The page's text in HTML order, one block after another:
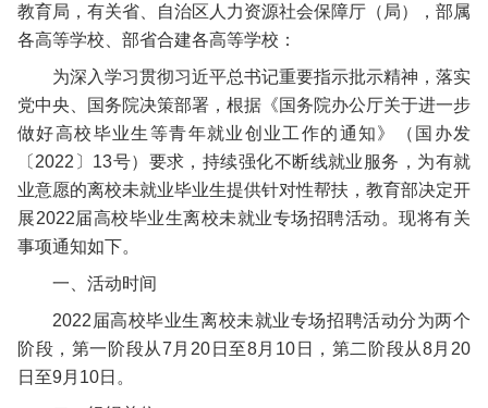
教育局，有关省、自治区人力资源社会保障厅（局），部属
各高等学校、部省合建各高等学校：
为深入学习贯彻习近平总书记重要指示批示精神，落实
党中央、国务院决策部署，根据《国务院办公厅关于进一步
做好高校毕业生等青年就业创业工作的通知》（国办发
〔2022〕13号）要求，持续强化不断线就业服务，为有就
业意愿的离校未就业毕业生提供针对性帮扶，教育部决定开
展2022届高校毕业生离校未就业专场招聘活动。现将有关
事项通知如下。
一、活动时间
2022届高校毕业生离校未就业专场招聘活动分为两个
阶段，第一阶段从7月20日至8月10日，第二阶段从8月20
日至9月10日。